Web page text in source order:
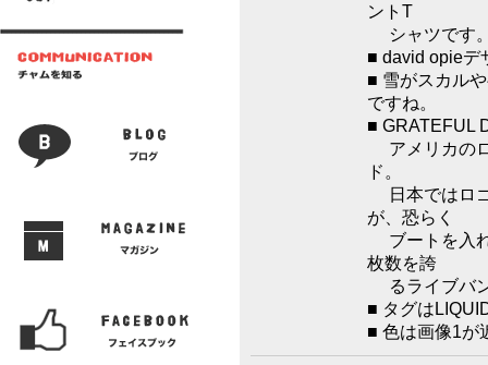
ントT
シャツです
■ david opieデ
■ 雪がスカル
ですね。
■ GRATEFUL
アメリカの
ド。
日本ではロ
が、恐らく
ブートを入
枚数を誇
るライブバ
■ タグは
■ 色は画像1が